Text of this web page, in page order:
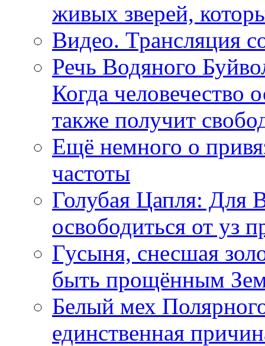
живых зверей,
Видео. Трансляция
Речь Водяного
Когда человечество
также получит
Ещё немного о
частоты
Голубая Цапля: Для
освободиться от уз
Гусыня, снесшая
быть прощённым
Белый мех
единственная